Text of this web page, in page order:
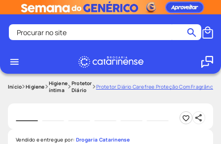
Procurar no site
1
2 º
medley
Higiene
Higiene
íntima
Protetor
Diário
Protetor Diário Carefree Proteção Com Fragrância
Vendido e entregue por: Drogaria Catarinense